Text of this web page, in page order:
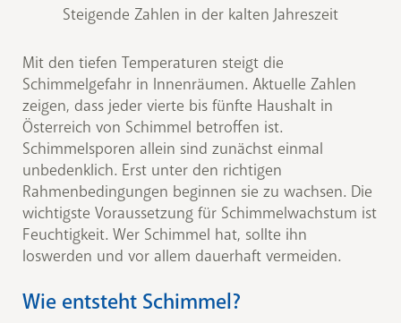
Steigende Zahlen in der kalten Jahreszeit
Mit den tiefen Temperaturen steigt die
Schimmelgefahr in Innenräumen. Aktuelle Zahlen
zeigen, dass jeder vierte bis fünfte Haushalt in
Österreich von Schimmel betroffen ist.
Schimmelsporen allein sind zunächst einmal
unbedenklich. Erst unter den richtigen
Rahmenbedingungen beginnen sie zu wachsen. Die
wichtigste Voraussetzung für Schimmelwachstum ist
Feuchtigkeit. Wer Schimmel hat, sollte ihn
loswerden und vor allem dauerhaft vermeiden.
Wie entsteht Schimmel?